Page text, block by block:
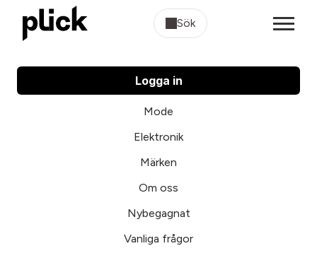
Sök
Logga in
Mode
Elektronik
Märken
Om oss
Nybegagnat
Vanliga frågor